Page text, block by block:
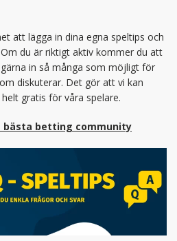
att lägga in dina egna speltips och
du är riktigt aktiv kommer du att
in så många som möjligt för
diskuterar. Det gör att vi kan
gratis för våra spelare.
bästa betting community